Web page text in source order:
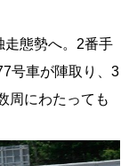
走態勢へ。2番手
号車が陣取り、3
周にわたっても